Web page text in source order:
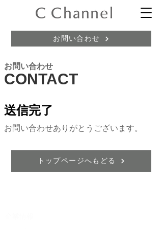
お問い合わせ
CONTACT
お問い合わせ
送信完了
​お問い合わせありがとうございます。
トップページへもどる